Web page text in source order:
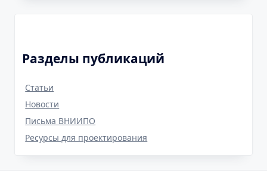
Разделы публикаций
Cтатьи
Новости
Письма ВНИИПО
Ресурсы для проектирования